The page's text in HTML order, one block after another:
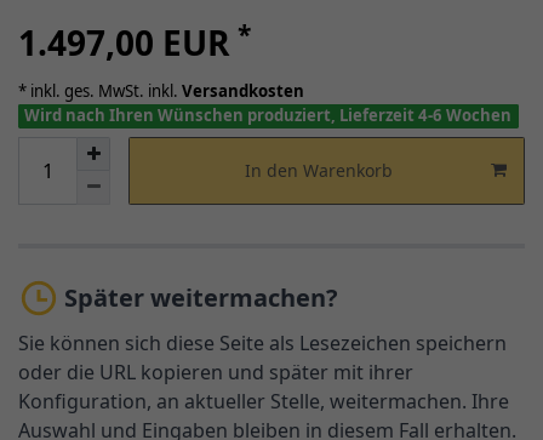
1.497,00 EUR *
* inkl. ges. MwSt. inkl. Versandkosten
Wird nach Ihren Wünschen produziert, Lieferzeit 4-6 Wochen
In den Warenkorb
Später weitermachen?
Sie können sich diese Seite als Lesezeichen speichern
oder die URL kopieren und später mit ihrer
Konfiguration, an aktueller Stelle, weitermachen. Ihre
Auswahl und Eingaben bleiben in diesem Fall erhalten.